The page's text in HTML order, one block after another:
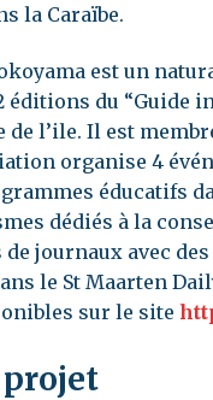
la Caraïbe.
est un
éditions du “Guide
de l’ile. Il est
organise 4
éducatifs
dédiés à la
journaux avec
le St Maarten
sur le site